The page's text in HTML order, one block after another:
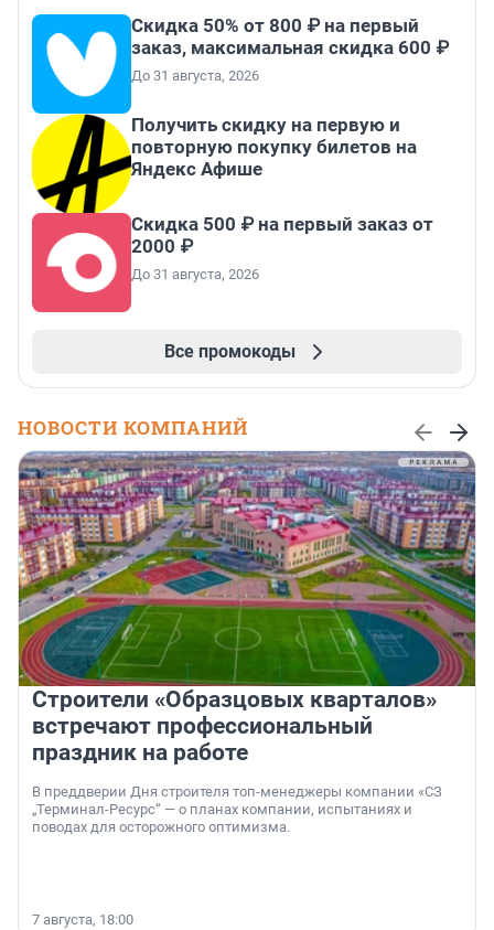
Скидка 50% от 800 ₽ на первый
заказ, максимальная скидка 600 ₽
До 31 августа, 2026
Получить скидку на первую и
повторную покупку билетов на
Яндекс Афише
Скидка 500 ₽ на первый заказ от
2000 ₽
До 31 августа, 2026
Все промокоды
НОВОСТИ КОМПАНИЙ
Строители «Образцовых кварталов»
встречают профессиональный
праздник на работе
В преддверии Дня строителя топ-менеджеры компании «СЗ
„Терминал-Ресурс“ — о планах компании, испытаниях и
поводах для осторожного оптимизма.
7 августа, 18:00